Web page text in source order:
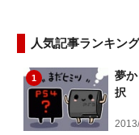
人気記事ランキング
1
夢
択